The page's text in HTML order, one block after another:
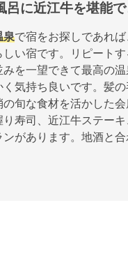
呂に近江牛を堪能
泉で宿をお探しであれ
い宿です。リピート
みを一望できて最高の温
気持ち良いです。髪
の旬な食材を活かした
り寿司、近江牛ステー
ンがあります。地酒と